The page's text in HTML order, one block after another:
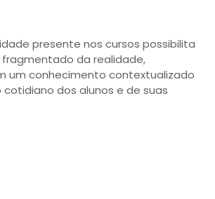
presente nos cursos possibilita
da realidade,
um conhecimento contextualizado
cotidiano dos alunos e de suas